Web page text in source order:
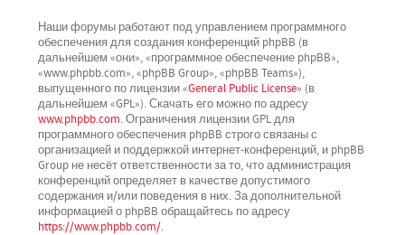
Наши форумы работают под управлением программного
обеспечения для создания конференций phpBB (в
дальнейшем «они», «программное обеспечение phpBB»,
«www.phpbb.com», «phpBB Group», «phpBB Teams»),
выпущенного по лицензии «General Public License» (в
дальнейшем «GPL»). Скачать его можно по адресу
www.phpbb.com. Ограничения лицензии GPL для
программного обеспечения phpBB строго связаны с
организацией и поддержкой интернет-конференций, и phpBB
Group не несёт ответственности за то, что администрация
конференций определяет в качестве допустимого
содержания и/или поведения в них. За дополнительной
информацией о phpBB обращайтесь по адресу
https://www.phpbb.com/.